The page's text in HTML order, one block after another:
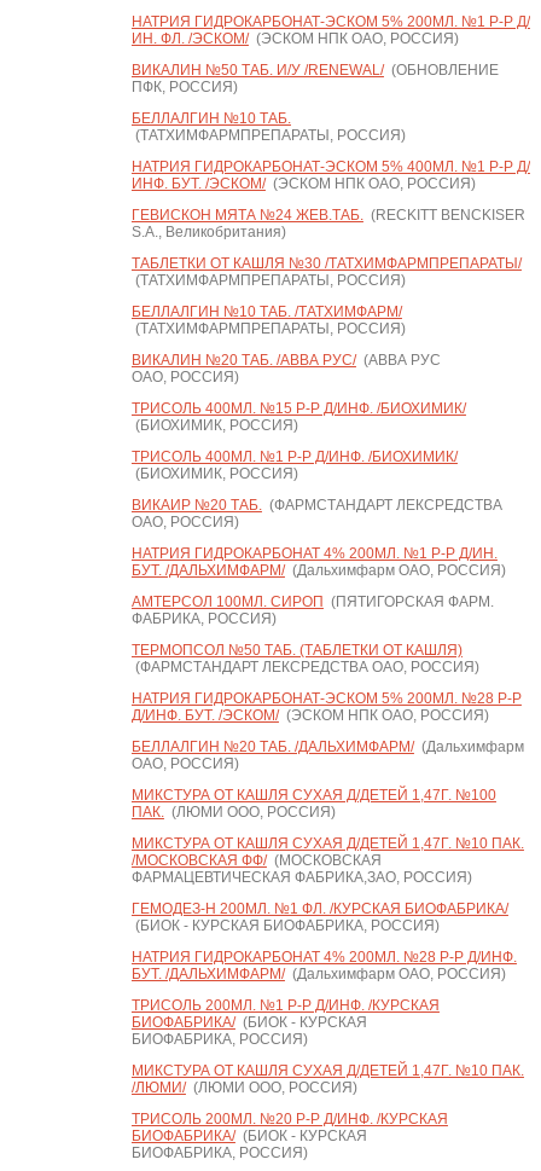
НАТРИЯ ГИДРОКАРБОНАТ-ЭСКОМ 5% 200МЛ. №1 Р-Р Д/
ИН. ФЛ. /ЭСКОМ/(ЭСКОМ НПК ОАО, РОССИЯ)
ВИКАЛИН №50 ТАБ. И/У /RENEWAL/(ОБНОВЛЕНИЕ
ПФК, РОССИЯ)
БЕЛЛАЛГИН №10 ТАБ.
(ТАТХИМФАРМПРЕПАРАТЫ, РОССИЯ)
НАТРИЯ ГИДРОКАРБОНАТ-ЭСКОМ 5% 400МЛ. №1 Р-Р Д/
ИНФ. БУТ. /ЭСКОМ/(ЭСКОМ НПК ОАО, РОССИЯ)
ГЕВИСКОН МЯТА №24 ЖЕВ.ТАБ.(RECKITT BENCKISER
S.A., Великобритания)
ТАБЛЕТКИ ОТ КАШЛЯ №30 /ТАТХИМФАРМПРЕПАРАТЫ/
(ТАТХИМФАРМПРЕПАРАТЫ, РОССИЯ)
БЕЛЛАЛГИН №10 ТАБ. /ТАТХИМФАРМ/
(ТАТХИМФАРМПРЕПАРАТЫ, РОССИЯ)
ВИКАЛИН №20 ТАБ. /АВВА РУС/(АВВА РУС
ОАО, РОССИЯ)
ТРИСОЛЬ 400МЛ. №15 Р-Р Д/ИНФ. /БИОХИМИК/
(БИОХИМИК, РОССИЯ)
ТРИСОЛЬ 400МЛ. №1 Р-Р Д/ИНФ. /БИОХИМИК/
(БИОХИМИК, РОССИЯ)
ВИКАИР №20 ТАБ.(ФАРМСТАНДАРТ ЛЕКСРЕДСТВА
ОАО, РОССИЯ)
НАТРИЯ ГИДРОКАРБОНАТ 4% 200МЛ. №1 Р-Р Д/ИН.
БУТ. /ДАЛЬХИМФАРМ/(Дальхимфарм ОАО, РОССИЯ)
АМТЕРСОЛ 100МЛ. СИРОП (ПЯТИГОРСКАЯ ФАРМ.
ФАБРИКА, РОССИЯ)
ТЕРМОПСОЛ №50 ТАБ. (ТАБЛЕТКИ ОТ КАШЛЯ)
(ФАРМСТАНДАРТ ЛЕКСРЕДСТВА ОАО, РОССИЯ)
НАТРИЯ ГИДРОКАРБОНАТ-ЭСКОМ 5% 200МЛ. №28 Р-Р
Д/ИНФ. БУТ. /ЭСКОМ/(ЭСКОМ НПК ОАО, РОССИЯ)
БЕЛЛАЛГИН №20 ТАБ. /ДАЛЬХИМФАРМ/(Дальхимфарм
ОАО, РОССИЯ)
МИКСТУРА ОТ КАШЛЯ СУХАЯ Д/ДЕТЕЙ 1,47Г. №100
ПАК.(ЛЮМИ ООО, РОССИЯ)
МИКСТУРА ОТ КАШЛЯ СУХАЯ Д/ДЕТЕЙ 1,47Г. №10 ПАК.
/МОСКОВСКАЯ ФФ/(МОСКОВСКАЯ
ФАРМАЦЕВТИЧЕСКАЯ ФАБРИКА,ЗАО, РОССИЯ)
ГЕМОДЕЗ-Н 200МЛ. №1 ФЛ. /КУРСКАЯ БИОФАБРИКА/
(БИОК - КУРСКАЯ БИОФАБРИКА, РОССИЯ)
НАТРИЯ ГИДРОКАРБОНАТ 4% 200МЛ. №28 Р-Р Д/ИНФ.
БУТ. /ДАЛЬХИМФАРМ/(Дальхимфарм ОАО, РОССИЯ)
ТРИСОЛЬ 200МЛ. №1 Р-Р Д/ИНФ. /КУРСКАЯ
БИОФАБРИКА/(БИОК - КУРСКАЯ
БИОФАБРИКА, РОССИЯ)
МИКСТУРА ОТ КАШЛЯ СУХАЯ Д/ДЕТЕЙ 1,47Г. №10 ПАК.
/ЛЮМИ/(ЛЮМИ ООО, РОССИЯ)
ТРИСОЛЬ 200МЛ. №20 Р-Р Д/ИНФ. /КУРСКАЯ
БИОФАБРИКА/(БИОК - КУРСКАЯ
БИОФАБРИКА, РОССИЯ)